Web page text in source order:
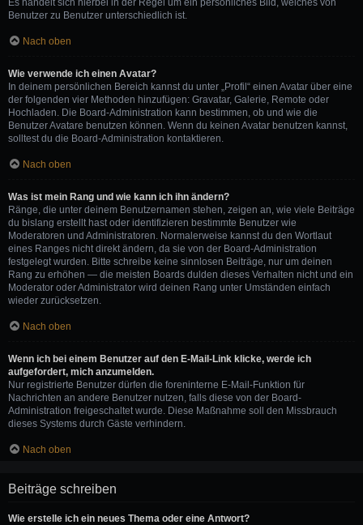
Es handelt sich hierbei in der Regel um ein persönliches Bild, welches von
Benutzer zu Benutzer unterschiedlich ist.
Nach oben
Wie verwende ich einen Avatar?
In deinem persönlichen Bereich kannst du unter „Profil“ einen Avatar über eine
der folgenden vier Methoden hinzufügen: Gravatar, Galerie, Remote oder
Hochladen. Die Board-Administration kann bestimmen, ob und wie die
Benutzer Avatare benutzen können. Wenn du keinen Avatar benutzen kannst,
solltest du die Board-Administration kontaktieren.
Nach oben
Was ist mein Rang und wie kann ich ihn ändern?
Ränge, die unter deinem Benutzernamen stehen, zeigen an, wie viele Beiträge
du bislang erstellt hast oder identifizieren bestimmte Benutzer wie
Moderatoren und Administratoren. Normalerweise kannst du den Wortlaut
eines Ranges nicht direkt ändern, da sie von der Board-Administration
festgelegt wurden. Bitte schreibe keine sinnlosen Beiträge, nur um deinen
Rang zu erhöhen — die meisten Boards dulden dieses Verhalten nicht und ein
Moderator oder Administrator wird deinen Rang unter Umständen einfach
wieder zurücksetzen.
Nach oben
Wenn ich bei einem Benutzer auf den E-Mail-Link klicke, werde ich
aufgefordert, mich anzumelden.
Nur registrierte Benutzer dürfen die foreninterne E-Mail-Funktion für
Nachrichten an andere Benutzer nutzen, falls diese von der Board-
Administration freigeschaltet wurde. Diese Maßnahme soll den Missbrauch
dieses Systems durch Gäste verhindern.
Nach oben
Beiträge schreiben
Wie erstelle ich ein neues Thema oder eine Antwort?